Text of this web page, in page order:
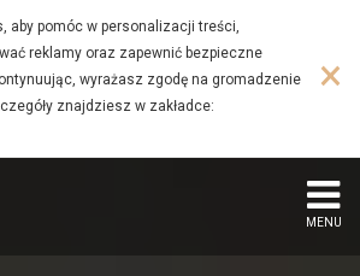
aby pomóc w personalizacji treści,
reklamy oraz zapewnić bezpieczne
wyrażasz zgodę na gromadzenie
znajdziesz w zakładce:
×
MENU